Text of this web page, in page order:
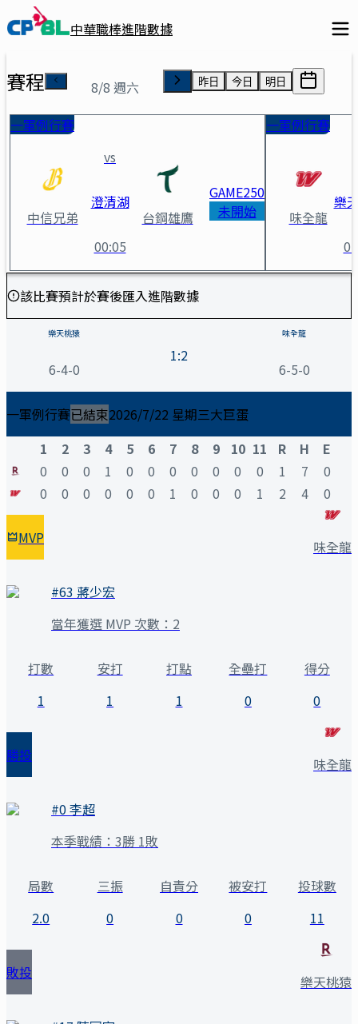
中華職棒進階數據
賽程 8/8 週六 昨日 今日 明日
一軍例行賽
中信兄弟
vs
澄清湖
00:05
台鋼雄鷹
GAME250
未開始
一軍例行賽
味全龍
樂
樂天桃猿 vs 味全龍 賽事詳情
該比賽預計於賽後匯入進階數據
樂天桃猿
6-4-0
1:2
味全龍
6-5-0
一軍例行賽已結束2026/7/22 星期三大巨蛋
1
2 3 4 5 6 7 8 9 10 11 R H
E
0
0 0 1 0 0 0 0 0 0 0 1 7
0
0
0 0 0 0 0 1 0 0 0 1 2 4 0
MVP 味全龍
#63 蔣少宏
當年獲選 MVP 次數： 2
打數
1
安打
1
打點
1
全壘打
0
得分
0
勝投 味全龍
#0李超
本季戰績： 3勝 1敗
局數
2.0
三振
0
自責分
0
被安打
0
投球數
11
敗投 樂天桃猿